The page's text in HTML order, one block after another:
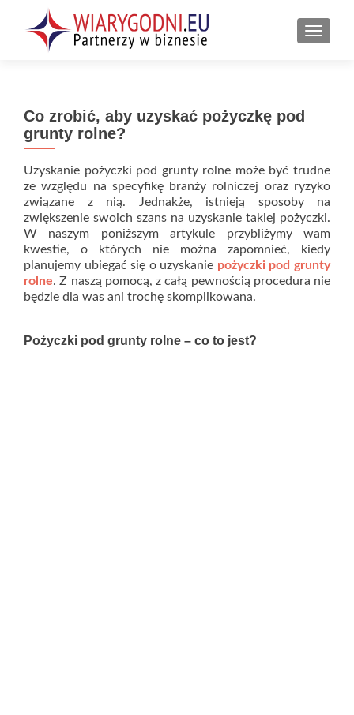
Co zrobić, aby uzyskać pożyczkę pod
grunty rolne?
Uzyskanie pożyczki pod grunty rolne może być trudne
ze względu na specyfikę branży rolniczej oraz ryzyko
związane z nią. Jednakże, istnieją sposoby na
zwiększenie swoich szans na uzyskanie takiej pożyczki.
W naszym poniższym artykule przybliżymy wam
kwestie, o których nie można zapomnieć, kiedy
planujemy ubiegać się o uzyskanie pożyczki pod grunty
rolne. Z naszą pomocą, z całą pewnością procedura nie
będzie dla was ani trochę skomplikowana.
Pożyczki pod grunty rolne – co to jest?